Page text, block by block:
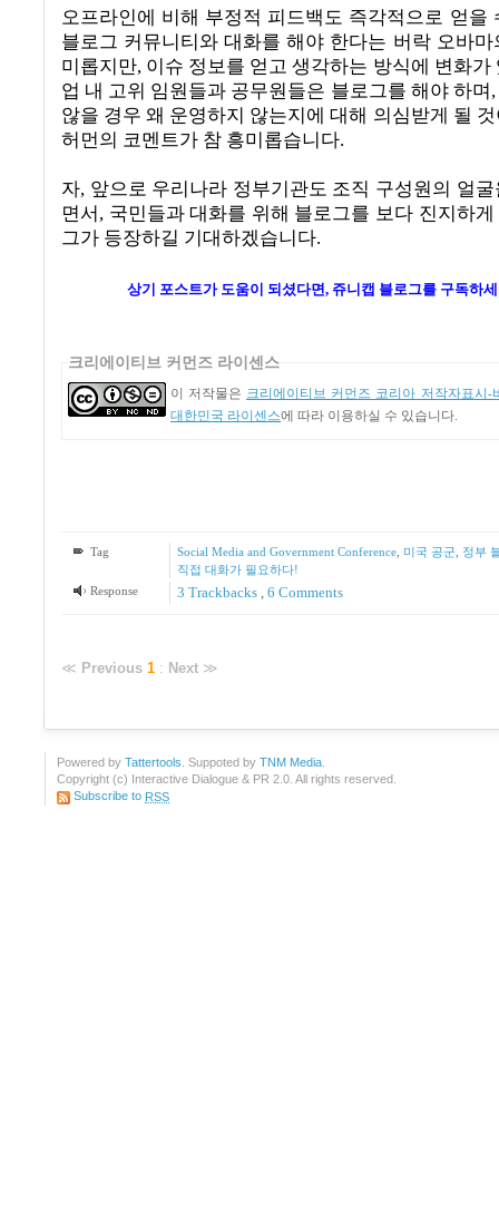
오프라인에 비해 부정적 피드백도 즉각적으로 얻을
블로그 커뮤니티와 대화를 해야 한다는 버락 오바
미롭지만, 이슈 정보를 얻고 생각하는 방식에 변화가
업 내 고위 임원들과 공무원들은 블로그를 해야 하며 ,
않을 경우 왜 운영하지 않는지에 대해 의심받게 될
허먼의 코멘트가 참 흥미롭습니다.
자, 앞으로 우리나라 정부기관도 조직 구성원의 얼
면서 , 국민들과 대화를 위해 블로그를 보다 진지하
그가 등장하길 기대하겠습니다.
상기 포스트가 도움이 되셨다면, 쥬니캡 블로그를 구독하
크리에이티브 커먼즈 라이센스
이 저작물은 크리에이티브 커먼즈 코리아 저작자표시-
대한민국 라이센스에 따라 이용하실 수 있습니다.
Tag Social Media and Government Conference, 미국 공군
정부
직접 대화가 필요하다!
Response
3 Trackbacks 6 Comments
≪ Previous 1 : Next ≫
Powered by Tattertools. Suppoted by TNM Media.
Copyright (c) Interactive Dialogue & PR 2.0. All rights reserved.
Subscribe to RSS